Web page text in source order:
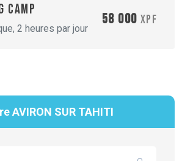
camp
2 heures par jour
58 000 XPF
AVIRON SUR TAHITI